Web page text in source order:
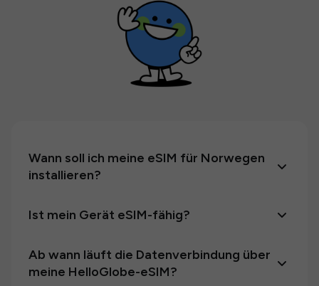
Wann soll ich meine eSIM für Norwegen
installieren?
Ist mein Gerät eSIM-fähig?
Ab wann läuft die Datenverbindung über
meine HelloGlobe-eSIM?